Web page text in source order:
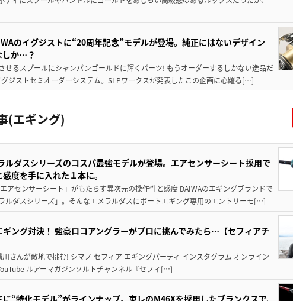
のイグジストに“20周年記念”モデルが登場。純正にはないデザイン
しか…？
せるスプールにシャンパンゴールドに輝くパーツ! もうオーダーするしかない逸品だ
ジストセミオーダーシステム。SLPワークスが発表したこの企画に心躍る[…]
(エギング)
ルダスシリーズのコスパ最強モデルが登場。エアセンサーシート採用で
度を手に入れた１本に。
センサーシート」がもたらす異次元の操作性と感度 DAIWAのエギングブランドで
ルダスシリーズ」。そんなエメラルダスにボートエギング専用のエントリーモ[…]
ング対決！ 強豪ロコアングラーがプロに挑んでみたら…【セフィアチ
さんが敵地で挑む! シマノ セフィア エギングパーティ インスタグラム オンライン
ルアーマガジンソルトチャンネル『セフィ[…]
“特化モデル”がラインナップ。東レのM46Xを採用したブランクスで、